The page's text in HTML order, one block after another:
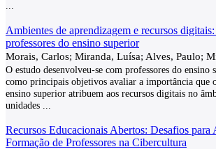
Ambientes de aprendizagem e recursos
professores do ensino superior
Morais, Carlos; Miranda, Luísa; Alves, Paulo;
O estudo desenvolveu-se com professores do ensino
como principais objetivos avaliar a importância que
ensino superior atribuem aos recursos digitais no
unidades
Recursos Educacionais Abertos: Desafios para
Formação de Professores na Cibercultura